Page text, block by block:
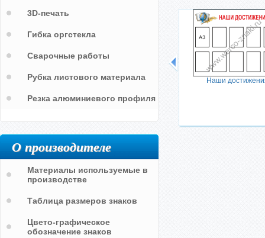
Наши
3D-печать
Гибка оргстекла
Сварочные работы
Рубка листового материала
Резка алюминиевого профиля
О производителе
Материалы используемые в
производстве
Таблица размеров знаков
Цвето-графическое
обозначение знаков